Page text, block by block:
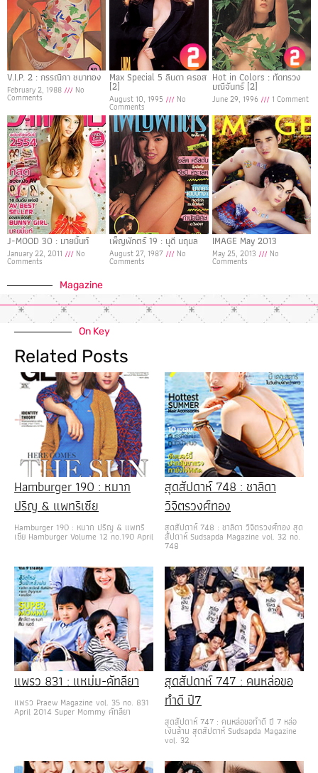
V.I.P. 2 : กรรณิกา ชบาทอง
February 2, 1988 No
Comments
Max Special 5 ลินดา ครอส
[2]
August 10, 1995 No
Comments
Hot in Colors : ทัดทรวง
มณีจันทร์ [2]
June 29, 1996 1 Comment
J-MOOD 30 : มายมิ้นท์
January 22, 2011 No
Comments
เพ็ญพักตร์ 19 : นุดี นฤมล
August 27, 1987 No
Comments
IMAGE May 2013
May 25, 2013 No
Comments
Magazine
On Key
Related Posts
Hamburger 190 : หมาก
ปริญ & แพทริเซีย
Hamburger 190 : หมาก ปริญ & แพทริ
เซีย Hamburger Volume 12 no.190 April
สุดสัปดาห์ 748 : ชาลิดา
วิจิตรวงศ์ทอง
สุดสัปดาห์ 748 : ชาลิดา วิจิตรวงศ์ทอง สุด
สัปดาห์ Sudsapda Magazine vol. 32 no.
748
แพรว 831 : แหม่ม-คัทลียา
แพรว Praew Magazine vol. 35 no. 831
April 2014 Super Mommy คัทลียา
สุดสัปดาห์ 747 : คนหล่อขอ
ทำดี ปี7
สุดสัปดาห์ 747 : คนหล่อขอทำดี ปี 7 หล่อ
เงินล้าน สุดสัปดาห์ Sudsapda Magazine
vol. 32